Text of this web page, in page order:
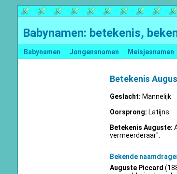
Babynamen: betekenis,
Babynamen Jongensnamen Meisjesnamen
Betekenis
Geslacht: Mannelijk
Oorsprong: Latijns
Betekenis Auguste:
vermeerderaar".
Bekende
Auguste Piccard